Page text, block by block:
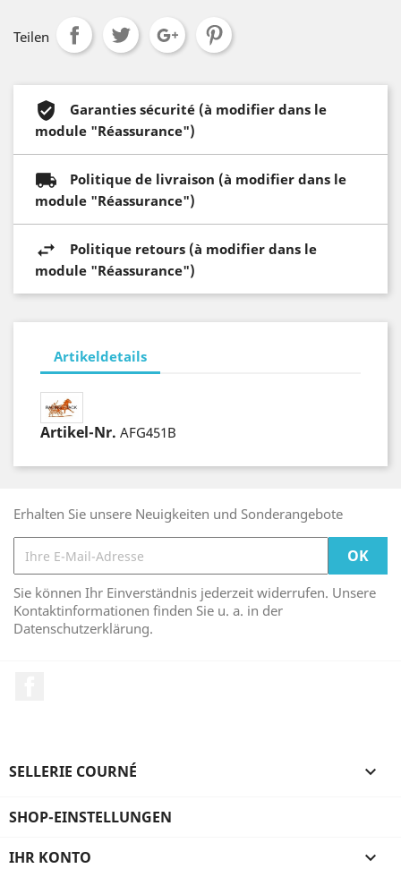
Teilen
Garanties sécurité (à modifier dans le
module "Réassurance")
Politique de livraison (à modifier dans le
module "Réassurance")
Politique retours (à modifier dans le
module "Réassurance")
Artikeldetails
Artikel-Nr. AFG451B
Erhalten Sie unsere Neuigkeiten und Sonderangebote
Sie können Ihr Einverständnis jederzeit widerrufen. Unsere
Kontaktinformationen finden Sie u. a. in der
Datenschutzerklärung.
SELLERIE COURNÉ 
SHOP-EINSTELLUNGEN
IHR KONTO 